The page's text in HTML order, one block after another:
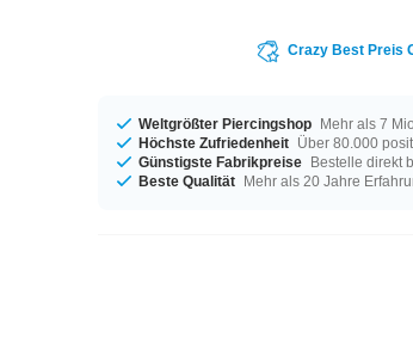
Crazy Best Preis
Weltgrößter Piercingshop Mehr als 7
Höchste Zufriedenheit Über 80.000
Günstigste Fabrikpreise Bestelle direkt
Beste Qualität Mehr als 20 Jahre